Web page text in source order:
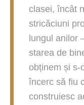
clasei, încât
stricăciuni
lungul anilor
starea de
obținem și s-
încerc să fiu
construiesc